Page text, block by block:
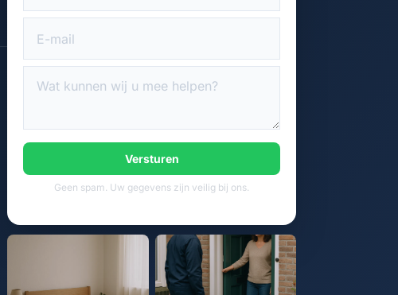
Versturen
Geen spam. Uw gegevens zijn veilig bij ons.